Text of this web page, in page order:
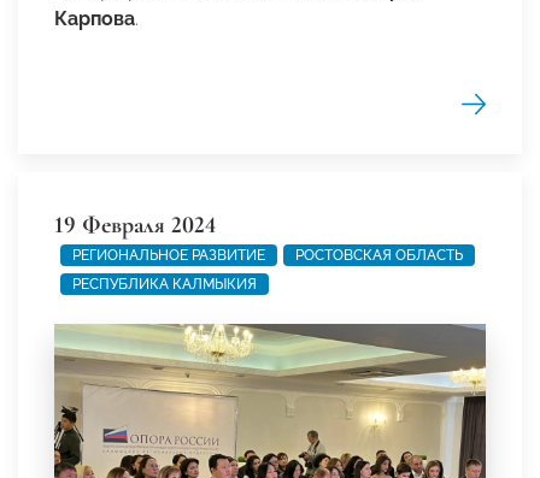
Карпова.
19 Февраля 2024
РЕГИОНАЛЬНОЕ РАЗВИТИЕ
РОСТОВСКАЯ ОБЛАСТЬ
РЕСПУБЛИКА КАЛМЫКИЯ